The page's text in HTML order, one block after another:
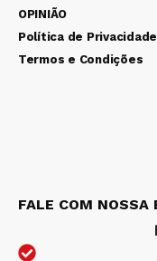
OPINIÃO
Política de Privacidade
Termos e Condições
FALE COM NOSSA